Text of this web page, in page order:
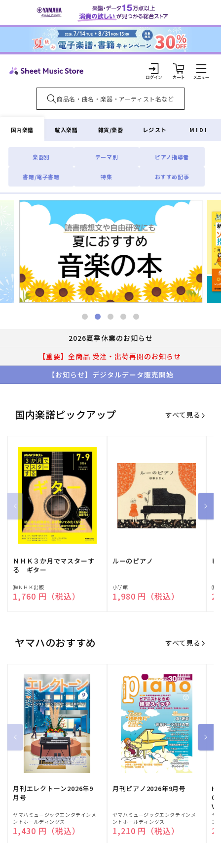
ンツに
ロ
グ
イ
ン
カ
ー
ト
国内楽譜
楽器別 テーマ別 ピアノ指導者
書籍/電子書籍 特集 おすすめ記事
輸入楽譜 雑貨/楽器 レジスト MIDI
2026夏季休業のお知らせ
【重要】全商品 受注・出荷再開のお知らせ
【お知らせ】デジタルデータ販売開始
国内楽譜ピックアップ すべて見る
ＮＨＫ３か月でマスターす
る ギター
販
売
㈱ＮＨＫ出版
通常価格
1,760 円（税込）
ルーのピアノ
販
売
小学館
通常価格
1,980 円（税込）
ピ
販
売
㈱
ヤマハのおすすめ すべて見る
月刊エレクトーン2026年9
月号
販
売
元:
ヤマハミュージックエンタテインメ
ントホールディングス
通常価格
1,430 円（税込）
月刊ピアノ2026年9月号
販
売
元:
ヤマハミュージックエンタテインメ
ントホールディングス
通常価格
1,210 円（税込）
販
売
元:
ヤ
ン